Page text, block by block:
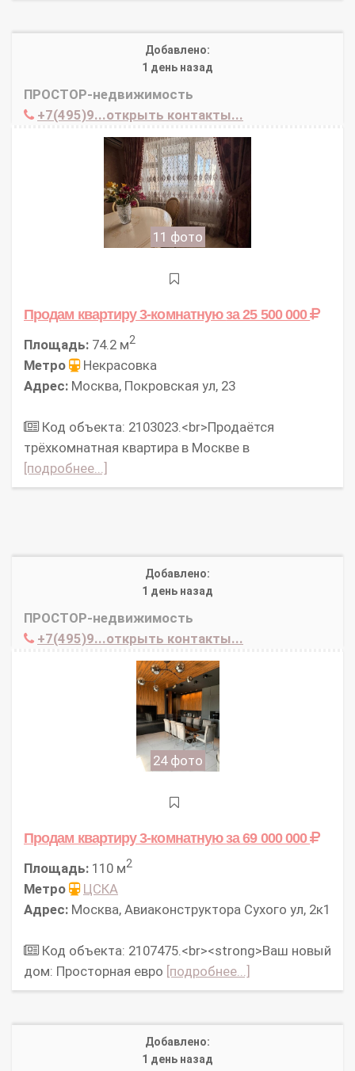
Добавлено:
1 день назад
ПРОСТОР-недвижимость
+7(495)9...открыть контакты...
11 фото
Продам квартиру 3-комнатнуюза 25 500 000
Площадь: 74.2 м2
Метро
Некрасовка
Адрес: Москва, Покровская ул, 23
Код объекта: 2103023.<br>Продаётся
трёхкомнатная квартира в Москве в
[подробнее...]
Добавлено:
1 день назад
ПРОСТОР-недвижимость
+7(495)9...открыть контакты...
24 фото
Продам квартиру 3-комнатнуюза 69 000 000
Площадь: 110 м2
Метро
ЦСКА
Адрес: Москва, Авиаконструктора Сухого ул, 2к1
Код объекта: 2107475.<br><strong>Ваш новый
дом: Просторная евро [подробнее...]
Добавлено:
1 день назад